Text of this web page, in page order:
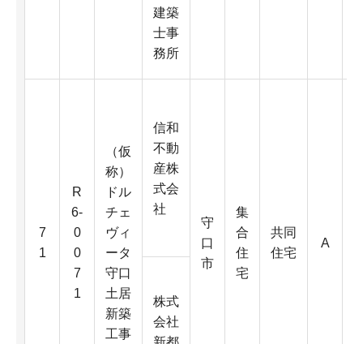
建築
士事
務所
7
1
R
6-
0
0
7
1
（仮
称）
ドル
チェ
ヴィ
ータ
守口
土居
新築
工事
信和
不動
産株
式会
社
守
口
市
集
合
住
宅
共同
住宅
A
株式
会社